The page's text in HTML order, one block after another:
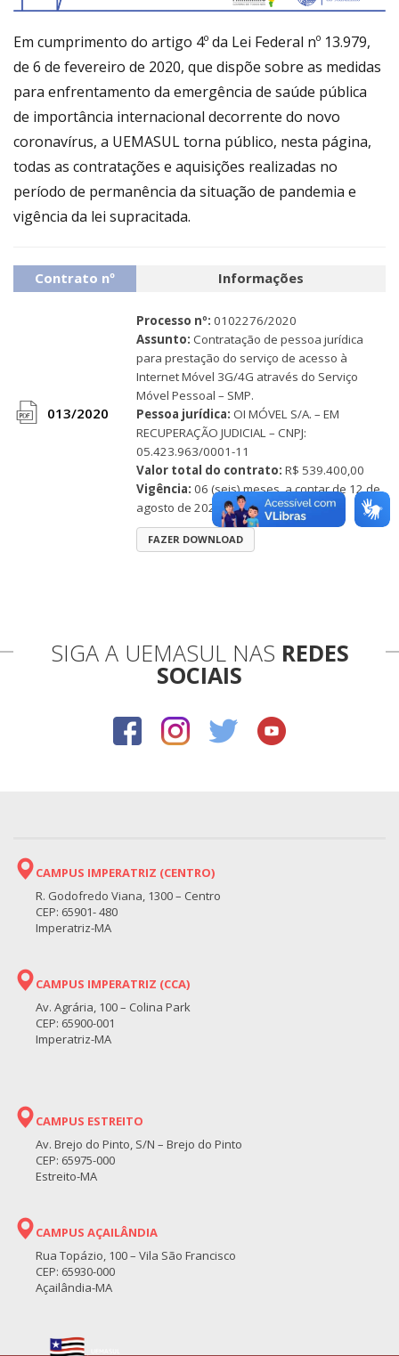
Em cumprimento do artigo 4º da Lei Federal nº 13.979,
de 6 de fevereiro de 2020, que dispõe sobre as medidas
para enfrentamento da emergência de saúde pública
de importância internacional decorrente do novo
coronavírus, a UEMASUL torna público, nesta página,
todas as contratações e aquisições realizadas no
período de permanência da situação de pandemia e
vigência da lei supracitada.
Contrato nº Informações
013/2020
Processo nº: 0102276/2020
Assunto: Contratação de pessoa jurídica
para prestação do serviço de acesso à
Internet Móvel 3G/4G através do Serviço
Móvel Pessoal – SMP.
Pessoa jurídica: OI MÓVEL S/A. – EM
RECUPERAÇÃO JUDICIAL – CNPJ:
05.423.963/0001-11
Valor total do contrato: R$ 539.400,00
Vigência: 06 (seis) meses, a contar de 12 de
agosto de 2020.
FAZER DOWNLOAD
SIGA A UEMASUL NAS REDES
SOCIAIS
CAMPUS IMPERATRIZ (CENTRO)
R. Godofredo Viana, 1300 – Centro
CEP: 65901- 480
Imperatriz-MA
CAMPUS IMPERATRIZ (CCA)
Av. Agrária, 100 – Colina Park
CEP: 65900-001
Imperatriz-MA
CAMPUS ESTREITO
Av. Brejo do Pinto, S/N – Brejo do Pinto
CEP: 65975-000
Estreito-MA
CAMPUS AÇAILÂNDIA
Rua Topázio, 100 – Vila São Francisco
CEP: 65930-000
Açailândia-MA